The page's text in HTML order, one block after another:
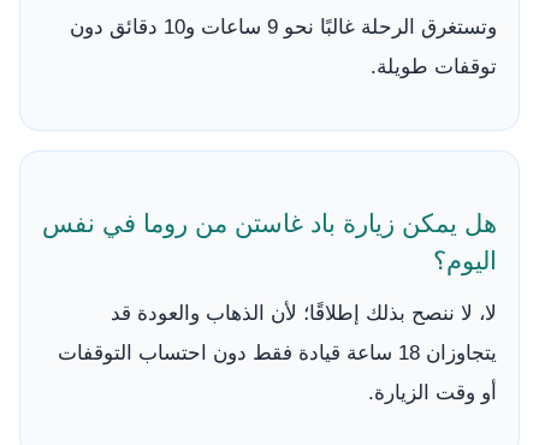
وتستغرق الرحلة غالبًا نحو 9 ساعات و10 دقائق دون
توقفات طويلة.
هل يمكن زيارة باد غاستن من روما في نفس
اليوم؟
لا، لا ننصح بذلك إطلاقًا؛ لأن الذهاب والعودة قد
يتجاوزان 18 ساعة قيادة فقط دون احتساب التوقفات
أو وقت الزيارة.